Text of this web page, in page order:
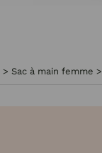
> Sac à main femme >